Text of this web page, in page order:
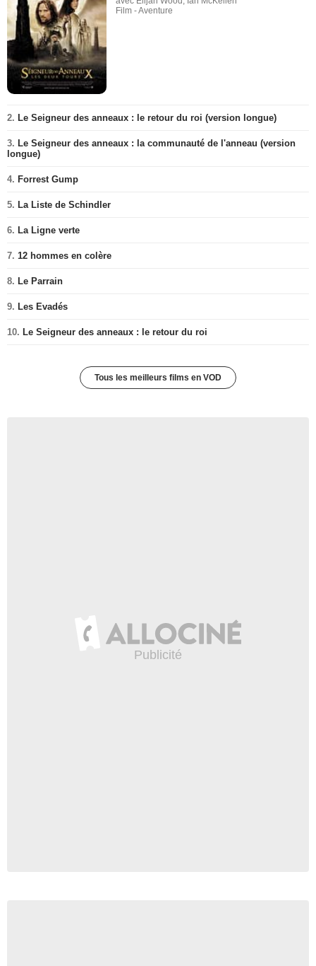
Film - Aventure
2. Le Seigneur des anneaux : le retour du roi (version longue)
3. Le Seigneur des anneaux : la communauté de l'anneau (version
longue)
4. Forrest Gump
5. La Liste de Schindler
6. La Ligne verte
7. 12 hommes en colère
8. Le Parrain
9. Les Evadés
10. Le Seigneur des anneaux : le retour du roi
Tous les meilleurs films en VOD